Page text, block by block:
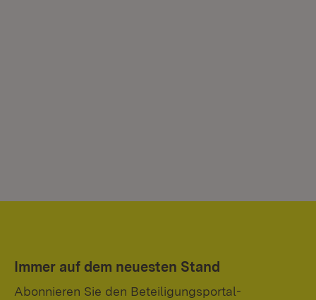
Immer auf dem neuesten Stand
Abonnieren Sie den Beteiligungsportal-